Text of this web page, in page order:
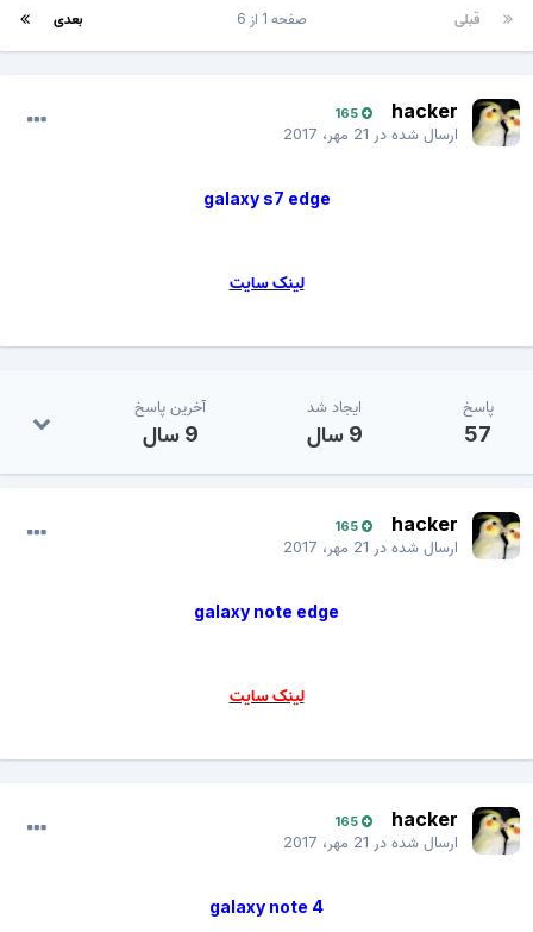
قبلی بعدی صفحه 1 از 6
hacker
165
ارسال شده در21 مهر، 2017
galaxy s7 edge
لینک سایت
پاسخ
57
ایجاد شد
9 سال
آخرین پاسخ
9 سال
hacker
165
ارسال شده در21 مهر، 2017
galaxy note edge
لینک سایت
hacker
165
ارسال شده در21 مهر، 2017
galaxy note 4